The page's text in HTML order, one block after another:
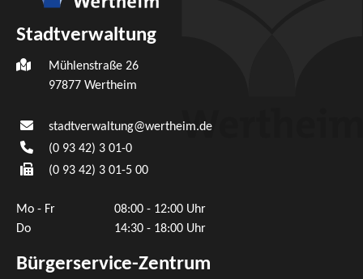
Stadtverwaltung
Mühlenstraße 26
97877 Wertheim
stadtverwaltung@wertheim.de
(0 93 42) 3 01-0
(0 93 42) 3 01-5 00
Mo - Fr
08:00 - 12:00 Uhr
Do
14:30 - 18:00 Uhr
Bürgerservice-Zentrum